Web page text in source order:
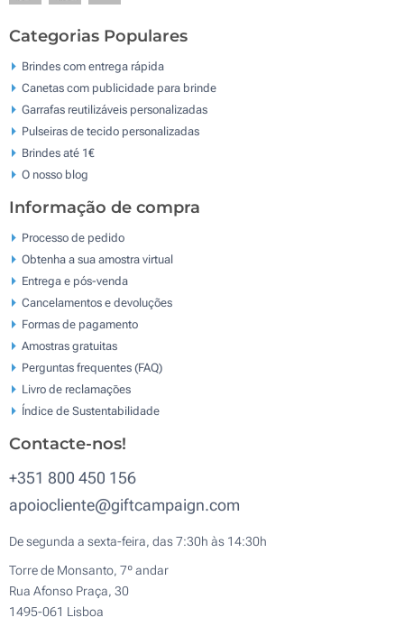
Categorias Populares
Brindes com entrega rápida
Canetas com publicidade para brinde
Garrafas reutilizáveis personalizadas
Pulseiras de tecido personalizadas
Brindes até 1€
O nosso blog
Informação de compra
Processo de pedido
Obtenha a sua amostra virtual
Entrega e pós-venda
Cancelamentos e devoluções
Formas de pagamento
Amostras gratuitas
Perguntas frequentes (FAQ)
Livro de reclamaçōes
Índice de Sustentabilidade
Contacte-nos!
+351 800 450 156
apoiocliente@giftcampaign.com
De segunda a sexta-feira, das 7:30h às 14:30h
Torre de Monsanto, 7º andar
Rua Afonso Praça, 30
1495-061 Lisboa